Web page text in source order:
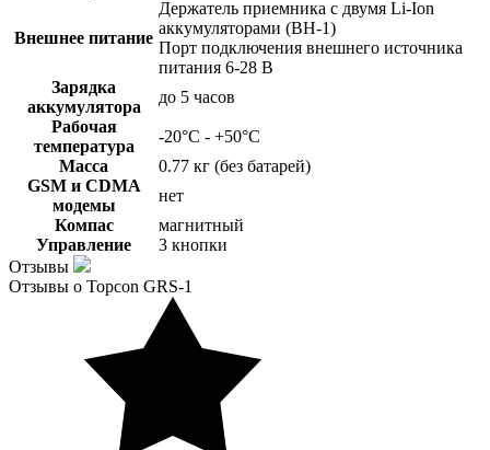
Внешнее питание
Держатель приемника с двумя Li-Ion
аккумуляторами (BH-1)
Порт подключения внешнего источника
питания 6-28 В
Зарядка
аккумулятора
до 5 часов
Рабочая
температура
-20°C - +50°C
Масса
0.77 кг (без батарей)
GSM и CDMA
модемы
нет
Компас
магнитный
Управление
3 кнопки
Отзывы
Отзывы о Topcon GRS-1